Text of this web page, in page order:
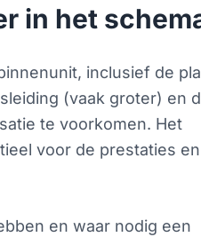
in het
inclusief de
(vaak groter) en
te voorkomen. Het
voor de prestaties
en waar nodig een